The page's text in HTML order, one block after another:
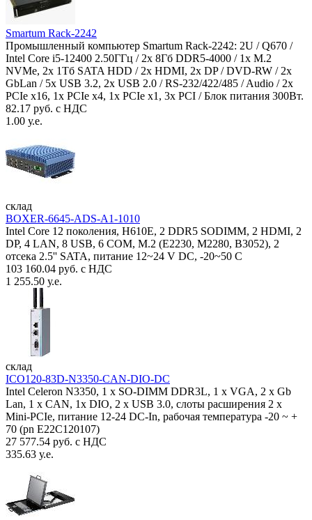
Smartum Rack-2242
Промышленный компьютер Smartum Rack-2242: 2U / Q670 /
Intel Core i5-12400 2.50ГГц / 2x 8Гб DDR5-4000 / 1x M.2
NVMe, 2x 1Тб SATA HDD / 2x HDMI, 2x DP / DVD-RW / 2x
GbLan / 5x USB 3.2, 2x USB 2.0 / RS-232/422/485 / Audio / 2x
PCIe x16, 1x PCIe x4, 1x PCIe x1, 3x PCI / Блок питания 300Вт.
82.17 руб. с НДС
1.00 у.е.
склад
BOXER-6645-ADS-A1-1010
Intel Core 12 поколения, H610E, 2 DDR5 SODIMM, 2 HDMI, 2
DP, 4 LAN, 8 USB, 6 COM, M.2 (E2230, M2280, B3052), 2
отсека 2.5'' SATA, питание 12~24 V DC, -20~50 C
103 160.04 руб. с НДС
1 255.50 у.е.
склад
ICO120-83D-N3350-CAN-DIO-DC
Intel Celeron N3350, 1 х SO-DIMM DDR3L, 1 х VGA, 2 x Gb
Lan, 1 х CAN, 1x DIO, 2 х USB 3.0, слоты расширения 2 x
Mini-PCIe, питание 12-24 DC-In, рабочая температура -20 ~ +
70 (pn E22C120107)
27 577.54 руб. с НДС
335.63 у.е.